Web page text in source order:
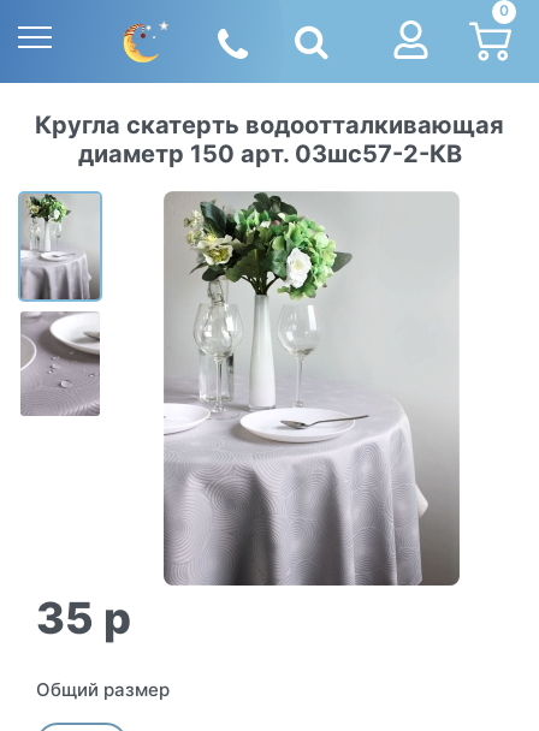
0
Кругла скатерть водоотталкивающая
диаметр 150 арт. 03шс57-2-КВ
35 p
Общий размер